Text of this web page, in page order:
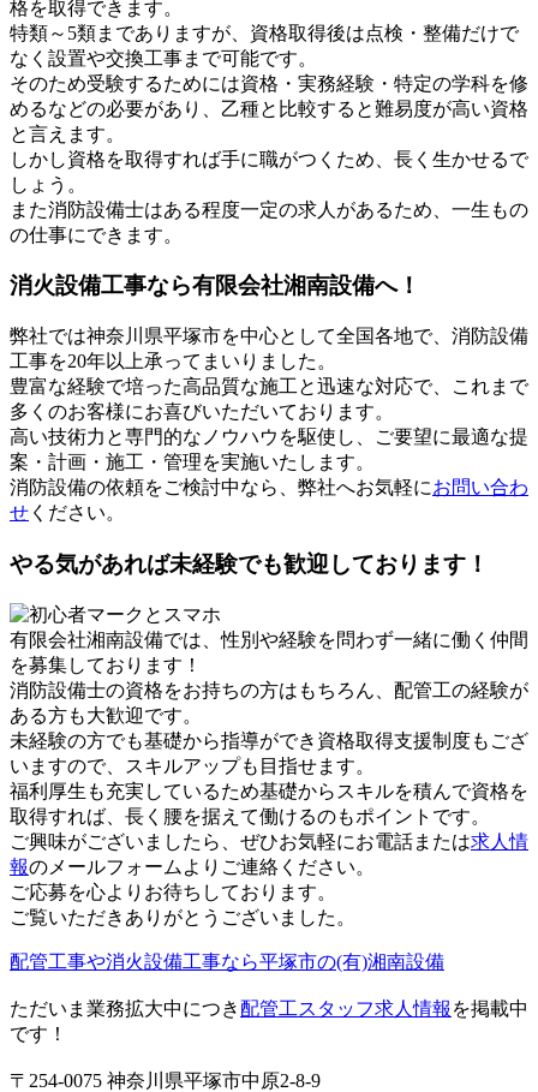
格を取得できます。
特類～5類までありますが、資格取得後は点検・整備だけで
なく設置や交換工事まで可能です。
そのため受験するためには資格・実務経験・特定の学科を修
めるなどの必要があり、乙種と比較すると難易度が高い資格
と言えます。
しかし資格を取得すれば手に職がつくため、長く生かせるで
しょう。
また消防設備士はある程度一定の求人があるため、一生もの
の仕事にできます。
消火設備工事なら有限会社湘南設備へ！
弊社では神奈川県平塚市を中心として全国各地で、消防設備
工事を20年以上承ってまいりました。
豊富な経験で培った高品質な施工と迅速な対応で、これまで
多くのお客様にお喜びいただいております。
高い技術力と専門的なノウハウを駆使し、ご要望に最適な提
案・計画・施工・管理を実施いたします。
消防設備の依頼をご検討中なら、弊社へお気軽にお問い合わ
せ ください。
やる気があれば未経験でも歓迎しております！
有限会社湘南設備では、性別や経験を問わず一緒に働く仲間
を募集しております！
消防設備士の資格をお持ちの方はもちろん、配管工の経験が
ある方も大歓迎です。
未経験の方でも基礎から指導ができ資格取得支援制度もござ
いますので、スキルアップも目指せます。
福利厚生も充実しているため基礎からスキルを積んで資格を
取得すれば、長く腰を据えて働けるのもポイントです。
ご興味がございましたら、ぜひお気軽にお電話または求人情
報のメールフォームよりご連絡ください。
ご応募を心よりお待ちしております。
ご覧いただきありがとうございました。
配管工事や消火設備工事なら平塚市の(有)湘南設備
ただいま業務拡大中につき配管工スタッフ求人情報 を掲載中
です！
〒254-0075 神奈川県平塚市中原2-8-9